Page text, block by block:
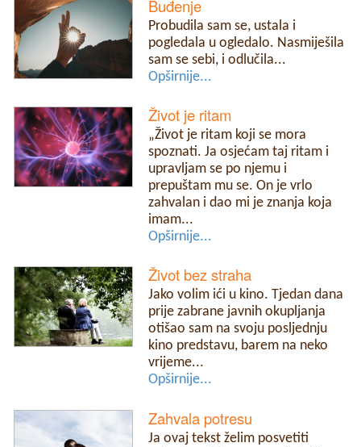
Buđenje
Probudila sam se, ustala i
pogledala u ogledalo. Nasmiješila
sam se sebi, i odlučila...
Opširnije...
Život je ritam
„Život je ritam koji se mora
spoznati. Ja osjećam taj ritam i
upravljam se po njemu i
prepuštam mu se. On je vrlo
zahvalan i dao mi je znanja koja
imam...
Opširnije...
Život bez straha
Jako volim ići u kino. Tjedan dana
prije zabrane javnih okupljanja
otišao sam na svoju posljednju
kino predstavu, barem na neko
vrijeme...
Opširnije...
Zahvala potresu
Ja ovaj tekst želim posvetiti